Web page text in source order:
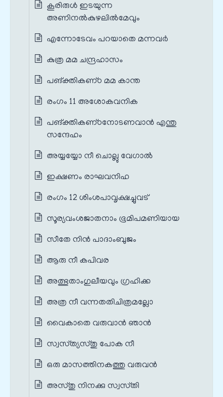
കൂരിരുള്‍ ഇടയുന്ന
അണിനല്‍കുഴലില്‍മേവും
എന്നോടേവം പറയാതെ മന്നവര്‍
കുത്ര മമ ചന്ദ്രഹാസം
പങ്‌ക്തികണ്‌ഠ മമ കാന്ത
രംഗം 11 അശോകവനിക
പങ്‌ക്തികണ്‌ഠനോടണവാന്‍ എന്തു
സന്ദേഹം
അയ്യയ്യോ നീ ചൊല്ലു വേഗാല്‍
ഇക്ഷണം രാഘവനിഹ
രംഗം 12 ശിംശപാവൃക്ഷച്ചുവട്
സൂര്യവംശജാതനാം ഭൂമിപമണിയായ
സീതേ നിന്‍ പാദാംബുജം
ആരു നീ കപിവര
അത്ഭുതാംഗുലീയവും ഗ്രഹിക്ക
അത്ര നീ വന്നതതിചിത്രമല്ലോ
വൈകാതെ വരുവാന്‍ ഞാന്‍
സ്വസ്‌ത്യസ്‌തു പോക നീ
ഒരു മാസത്തിനകത്തു വരുവന്‍
അസ്‌തു നിനക്കു സ്വസ്‌തി